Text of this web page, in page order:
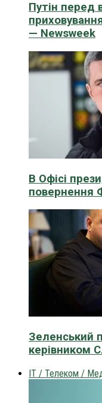
Путін перед
— Newsweek
В Офісі
повернення
Зеленський
керівником
IT / Телеком /